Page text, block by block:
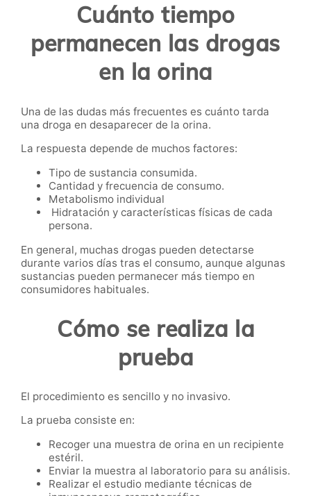
Cuánto tiempo
permanecen las drogas
en la orina
Una de las dudas más frecuentes es cuánto tarda
una droga en desaparecer de la orina.
La respuesta depende de muchos factores:
Tipo de sustancia consumida.
Cantidad y frecuencia de consumo.
Metabolismo individual
Hidratación y características físicas de cada
persona.
En general, muchas drogas pueden detectarse
durante varios días tras el consumo, aunque algunas
sustancias pueden permanecer más tiempo en
consumidores habituales.
Cómo se realiza la
prueba
El procedimiento es sencillo y no invasivo.
La prueba consiste en:
Recoger una muestra de orina en un recipiente
estéril.
Enviar la muestra al laboratorio para su análisis.
Realizar el estudio mediante técnicas de